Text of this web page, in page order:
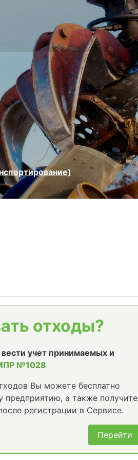
отходы?
учет принимаемых и
№1028
Вы можете бесплатно
а также получите
регистрации в Сервисе.
Перейти